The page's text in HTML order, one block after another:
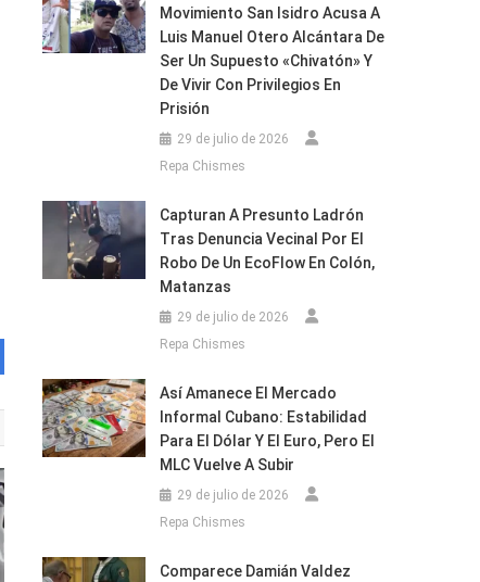
Movimiento San Isidro Acusa A
Luis Manuel Otero Alcántara De
Ser Un Supuesto «chivatón» Y
De Vivir Con Privilegios En
Prisión
29 de julio de 2026
Repa Chismes
Capturan A Presunto Ladrón
Tras Denuncia Vecinal Por El
Robo De Un EcoFlow En Colón,
Matanzas
29 de julio de 2026
Repa Chismes
Así Amanece El Mercado
Informal Cubano: Estabilidad
Para El Dólar Y El Euro, Pero El
MLC Vuelve A Subir
29 de julio de 2026
Repa Chismes
Comparece Damián Valdez